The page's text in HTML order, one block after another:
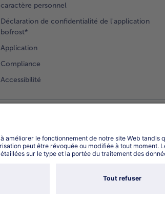
caractère personnel
Déclaration de confidentialité de l'application
bofrost*
Application
Compliance
Accessibilité